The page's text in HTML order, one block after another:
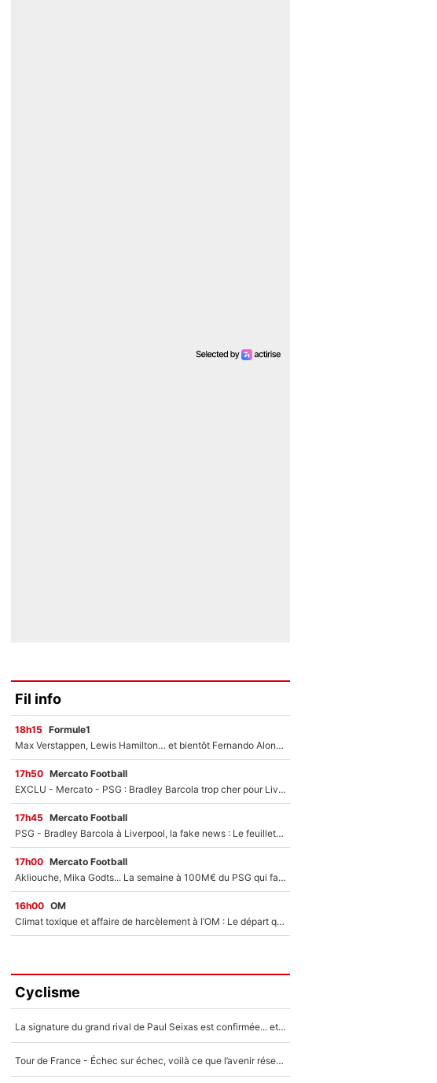
Fil info
18h15 Formule1
Max Verstappen, Lewis Hamilton… et bientôt Fernando Alonso ? Le classement des pilotes les mieux payés en Formule 1 risque de changer !
17h50 Mercato Football
EXCLU - Mercato - PSG : Bradley Barcola trop cher pour Liverpool
17h45 Mercato Football
PSG - Bradley Barcola à Liverpool, la fake news : Le feuilleton continue !
17h00 Mercato Football
Akliouche, Mika Godts... La semaine à 100M€ du PSG qui fait basculer le mercato du PSG !
16h00 OM
Climat toxique et affaire de harcèlement à l’OM : Le départ qui soulage le vestiaire de Bruno Genesio
Cyclisme
La signature du grand rival de Paul Seixas est confirmée... et c'est une excellente nouvelle pour l'équipe Decathlon-CMA CGM !
Tour de France - Échec sur échec, voilà ce que l’avenir réserve à Paul Seixas : «Tant qu’il y aura un Pogacar comme celui-là...»